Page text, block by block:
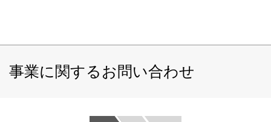
事業に関するお問い合わせ